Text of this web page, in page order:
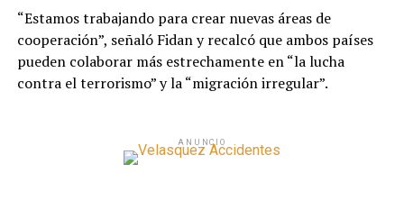
“Estamos trabajando para crear nuevas áreas de
cooperación”, señaló Fidan y recalcó que ambos países
pueden colaborar más estrechamente en “la lucha
contra el terrorismo” y la “migración irregular”.
ANUNCIO